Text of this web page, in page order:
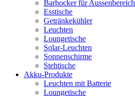
Barhocker für Aussenbereich
Esstische
Getränkekühler
Leuchten
Loungetische
Solar-Leuchten
Sonnenschirme
Stehtische
Akku-Produkte
Leuchten mit Batterie
Loungetische